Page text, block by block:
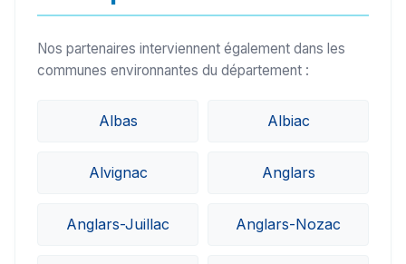
Nos partenaires interviennent également dans les
communes environnantes du département :
Albas Albiac
Alvignac Anglars
Anglars-Juillac Anglars-Nozac